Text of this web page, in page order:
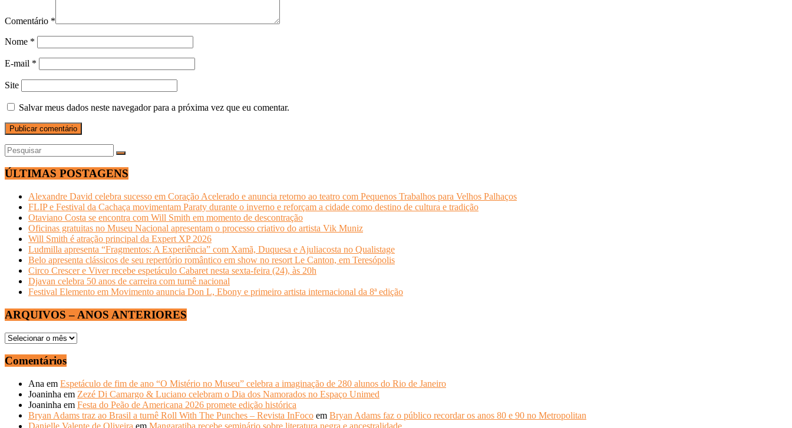
Comentário *
Nome *
E-mail *
Site
Salvar meus dados neste navegador para a próxima vez que eu comentar.
ÚLTIMAS POSTAGENS
Alexandre David celebra sucesso em Coração Acelerado e anuncia retorno ao teatro com Pequenos Trabalhos para Velhos Palhaços
FLIP e Festival da Cachaça movimentam Paraty durante o inverno e reforçam a cidade como destino de cultura e tradição
Otaviano Costa se encontra com Will Smith em momento de descontração
Oficinas gratuitas no Museu Nacional apresentam o processo criativo do artista Vik Muniz
Will Smith é atração principal da Expert XP 2026
Ludmilla apresenta “Fragmentos: A Experiência” com Xamã, Duquesa e Ajuliacosta no Qualistage
Belo apresenta clássicos de seu repertório romântico em show no resort Le Canton, em Teresópolis
Circo Crescer e Viver recebe espetáculo Cabaret nesta sexta-feira (24), às 20h
Djavan celebra 50 anos de carreira com turnê nacional
Festival Elemento em Movimento anuncia Don L, Ebony e primeiro artista internacional da 8ª edição
ARQUIVOS – ANOS ANTERIORES
ARQUIVOS
ANOS
ANTERIORES
Comentários
Ana em Espetáculo de fim de ano “O Mistério no Museu” celebra a imaginação de 280 alunos do Rio de Janeiro
Joaninha em Zezé Di Camargo & Luciano celebram o Dia dos Namorados no Espaço Unimed
Joaninha em Festa do Peão de Americana 2026 promete edição histórica
Bryan Adams traz ao Brasil a turnê Roll With The Punches – Revista InFoco em Bryan Adams faz o público recordar os anos 80 e 90 no Metropolitan
Danielle Valente de Oliveira em Mangaratiba recebe seminário sobre literatura negra e ancestralidade